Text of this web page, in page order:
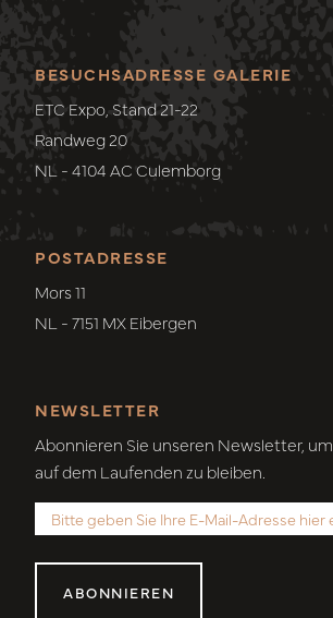
POSTADRESSE
Mors 11
NL - 7151 MX Eibergen
BESUCHSADRESSE GALERIE
ETC Expo, Stand 21-22
Randweg 20
NL - 4104 AC Culemborg
NEWSLETTER
Abonnieren Sie unseren Newsletter, um
auf dem Laufenden zu bleiben.
ABONNIEREN